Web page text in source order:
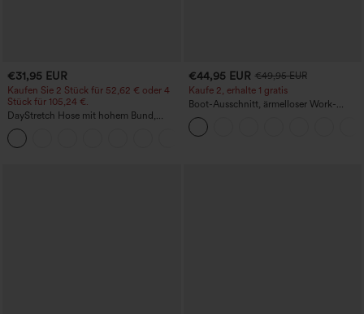
€31,95 EUR
Kaufen Sie 2 Stück für 52,62 € oder 4
Stück für 105,24 €.
DayStretch Hose mit hohem Bund,
Barrel-Leg und Taschen
€44,95 EUR €49,95 EUR
Kaufe 2, erhalte 1 gratis
Boot-Ausschnitt, ärmelloser Work-
Jumpsuit mit seitlicher Bindung,
kühlender Cool-Touch-Effekt, gestreift
und mit Taschen – Easy Peezy Edition